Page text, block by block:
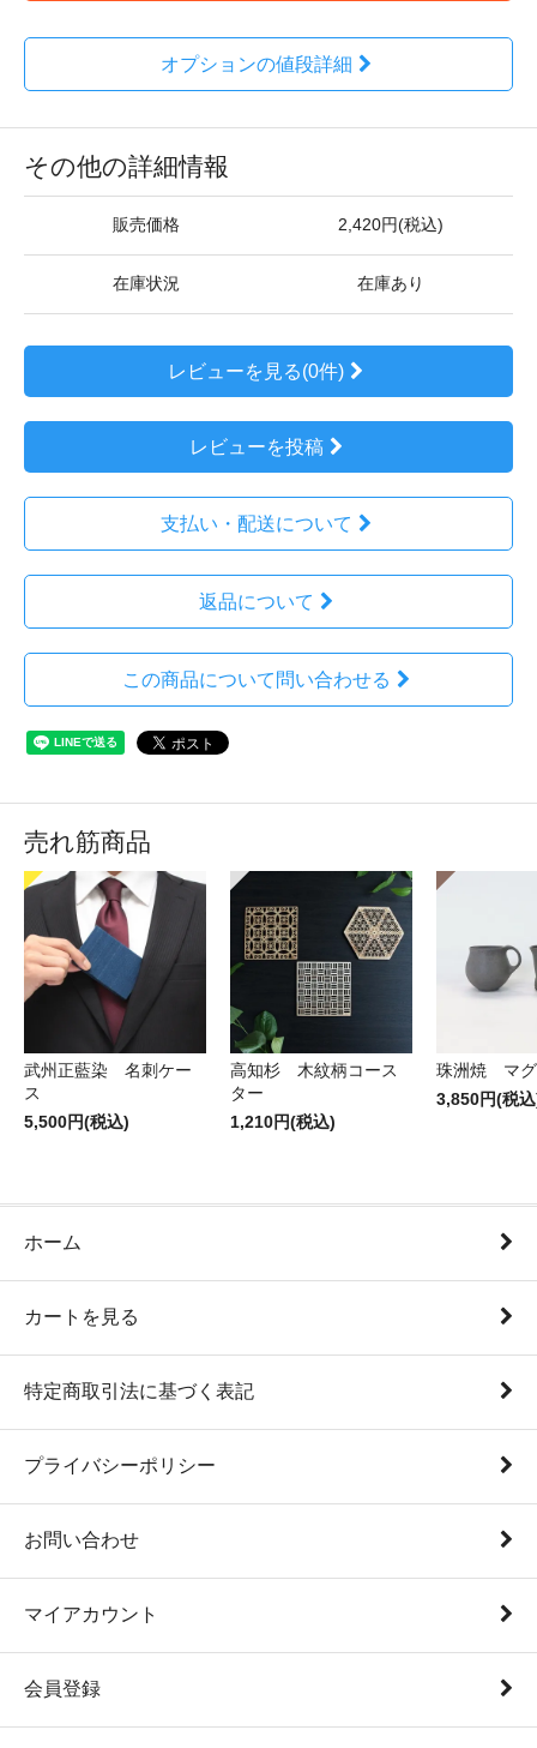
オプションの値段詳細
その他の詳細情報
販売価格 2,420円(税込)
在庫状況 在庫あり
レビューを見る(0件)
レビューを投稿
支払い・配送について
返品について
この商品について問い合わせる
売れ筋商品
武州正藍染 名刺ケー
ス
5,500円(税込)
高知杉 木紋柄コース
ター
1,210円(税込)
珠洲焼 マグ
3,850円(税
ホーム
カートを見る
特定商取引法に基づく表記
プライバシーポリシー
お問い合わせ
マイアカウント
会員登録